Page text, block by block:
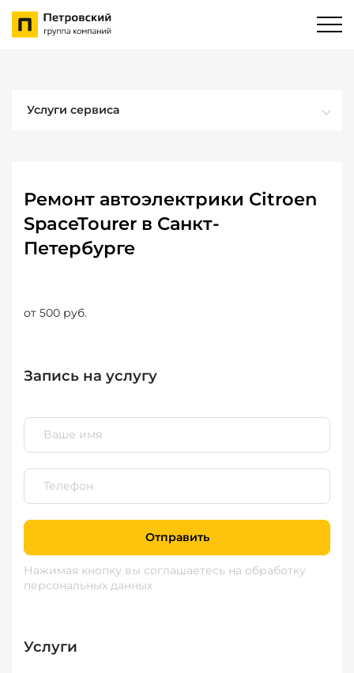
Услуги сервиса
Ремонт автоэлектрики Citroen
SpaceTourer в Санкт-
Петербурге
от 500 руб.
Запись на услугу
Отправить
Нажимая кнопку вы соглашаетесь на обработку
персональных данных
Услуги